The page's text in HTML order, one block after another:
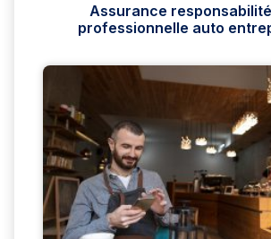
Assurance
professionnelle auto